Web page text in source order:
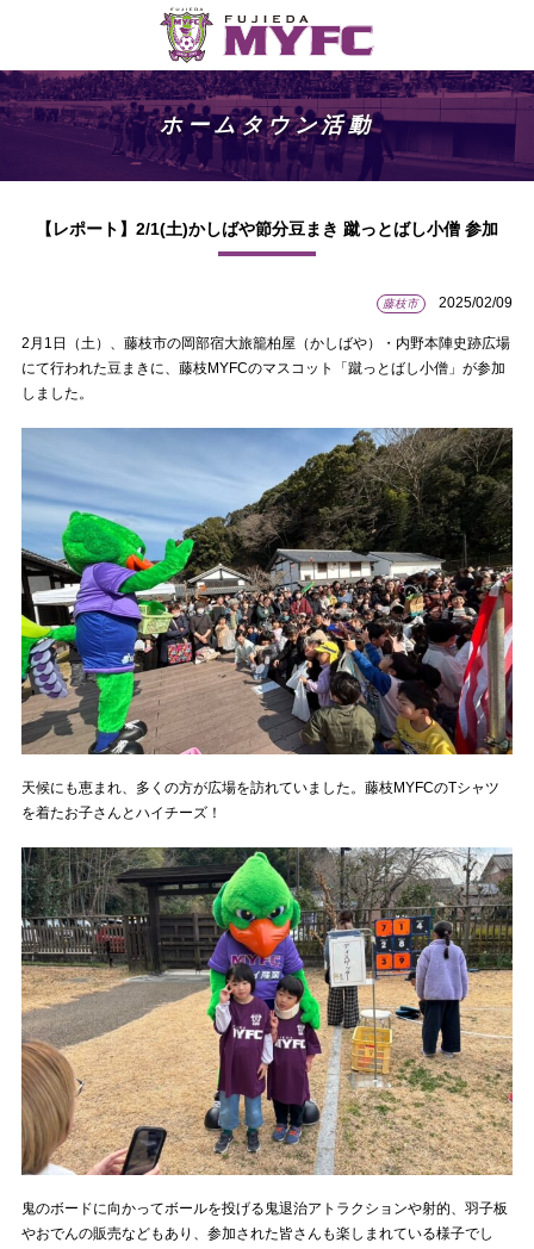
ホームタウン活動
【レポート】2/1(土)かしばや節分豆まき 蹴っとばし小僧 参加
藤枝市 2025/02/09
2月1日（土）、藤枝市の岡部宿大旅籠柏屋（かしばや）・内野本陣史跡広場
にて行われた豆まきに、藤枝MYFCのマスコット「蹴っとばし小僧」が参加
しました。
天候にも恵まれ、多くの方が広場を訪れていました。藤枝MYFCのTシャツ
を着たお子さんとハイチーズ！
鬼のボードに向かってボールを投げる鬼退治アトラクションや射的、羽子板
やおでんの販売などもあり、参加された皆さんも楽しまれている様子でし